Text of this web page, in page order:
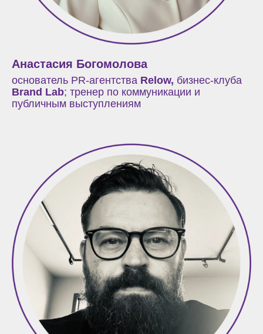
Анастасия Богомолова
основатель PR-агентства Relow, бизнес-клуба
Brand Lab; тренер по коммуникации и
публичным выступлениям